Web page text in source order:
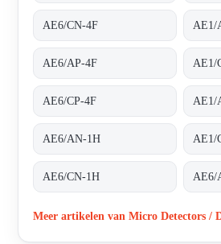
AE6/CN-4F AE1/
AE6/AP-4F AE1/
AE6/CP-4F AE1/
AE6/AN-1H AE1/
AE6/CN-1H AE6/
Meer artikelen van Micro Detectors /